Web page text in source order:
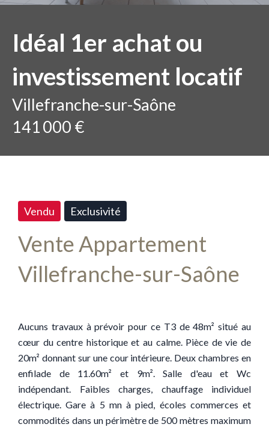
Idéal 1er achat ou
investissement locatif
Villefranche-sur-Saône
141 000 €
Vendu Exclusivité
Vente Appartement
Villefranche-sur-Saône
Aucuns travaux à prévoir pour ce T3 de 48m² situé au
cœur du centre historique et au calme. Pièce de vie de
20m² donnant sur une cour intérieure. Deux chambres en
enfilade de 11.60m² et 9m². Salle d'eau et Wc
indépendant. Faibles charges, chauffage individuel
électrique. Gare à 5 mn à pied, écoles commerces et
commodités dans un périmètre de 500 mètres maximum